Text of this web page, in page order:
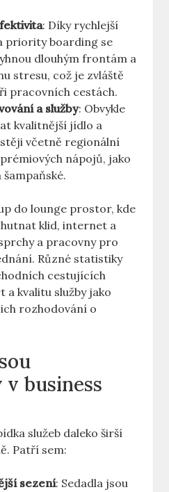
: Díky rychlejší
priority boarding se
dlouhým frontám a
stresu, což je zvláště
pracovních cestách.
a služby: Obvykle
kvalitnější jídlo a
včetně regionální
nápojů, jako
šampaňské.
do lounge prostor, kde
klid, internet a
a pracovny pro
Různé statistiky
cestujících
a kvalitu služby jako
rozhodování o
business
služeb daleko širší
Patří sem:
sezení: Sedadla jsou